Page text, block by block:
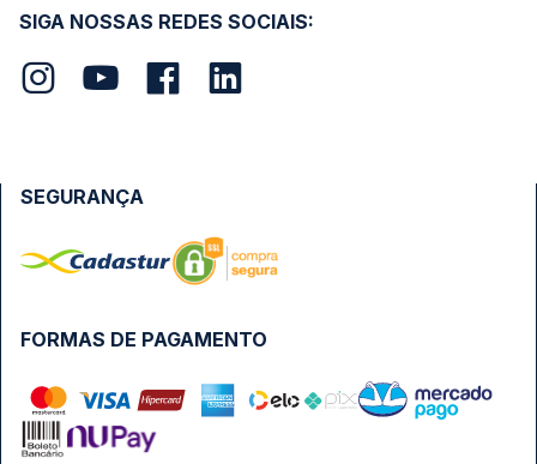
SIGA NOSSAS REDES SOCIAIS:
FORMAS DE PAGAMENTO
SEGURANÇA